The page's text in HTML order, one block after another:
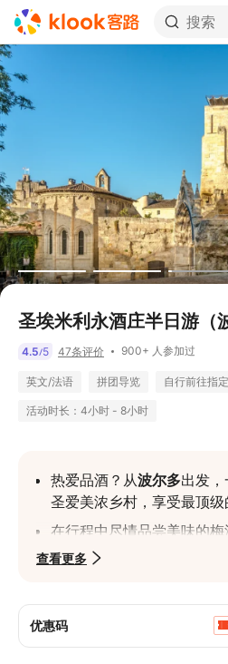
搜索
圣埃米利永酒庄半日游（
4.5/5 47条评价 900+ 人参加过
英文/法语 拼团导览 自行前往指
活动时长：4小时 - 8小时
热爱品酒？从波尔多出发
圣爱美浓乡村，享受最顶
在行程中尽情品尝美味的
翁等葡萄酒
产的中世纪古迹和地标
从专业又友善的英语导游
的历史文化
查看更多
优惠码